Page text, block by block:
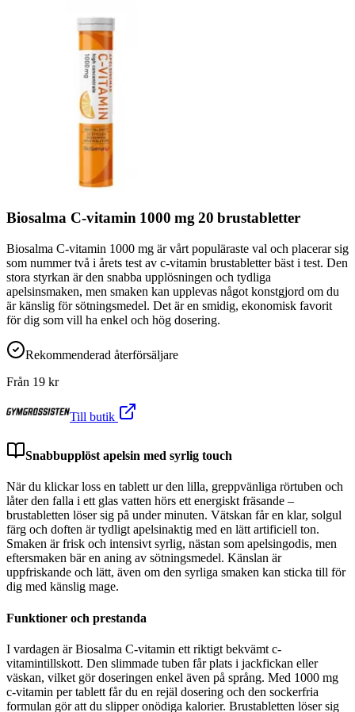
Biosalma C‑vitamin 1000 mg 20 brustabletter
Biosalma C‑vitamin 1000 mg är vårt populäraste val och placerar sig
som nummer två i årets test av c-vitamin brustabletter bäst i test. Den
stora styrkan är den snabba upplösningen och tydliga
apelsinsmaken, men smaken kan upplevas något konstgjord om du
är känslig för sötningsmedel. Det är en smidig, ekonomisk favorit
för dig som vill ha enkel och hög dosering.
Rekommenderad återförsäljare
Från 19 kr
Till butik
Snabbupplöst apelsin med syrlig touch
När du klickar loss en tablett ur den lilla, greppvänliga rörtuben och
låter den falla i ett glas vatten hörs ett energiskt fräsande –
brustabletten löser sig på under minuten. Vätskan får en klar, solgul
färg och doften är tydligt apelsinaktig med en lätt artificiell ton.
Smaken är frisk och intensivt syrlig, nästan som apelsingodis, men
eftersmaken bär en aning av sötningsmedel. Känslan är
uppfriskande och lätt, även om den syrliga smaken kan sticka till för
dig med känslig mage.
Funktioner och prestanda
I vardagen är Biosalma C‑vitamin ett riktigt bekvämt c-
vitamintillskott. Den slimmade tuben får plats i jackfickan eller
väskan, vilket gör doseringen enkel även på språng. Med 1000 mg
c-vitamin per tablett får du en rejäl dosering och den sockerfria
formulan gör att du slipper onödiga kalorier. Brustabletten löser sig